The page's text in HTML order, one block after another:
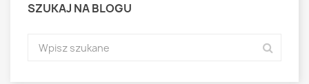
SZUKAJ NA BLOGU